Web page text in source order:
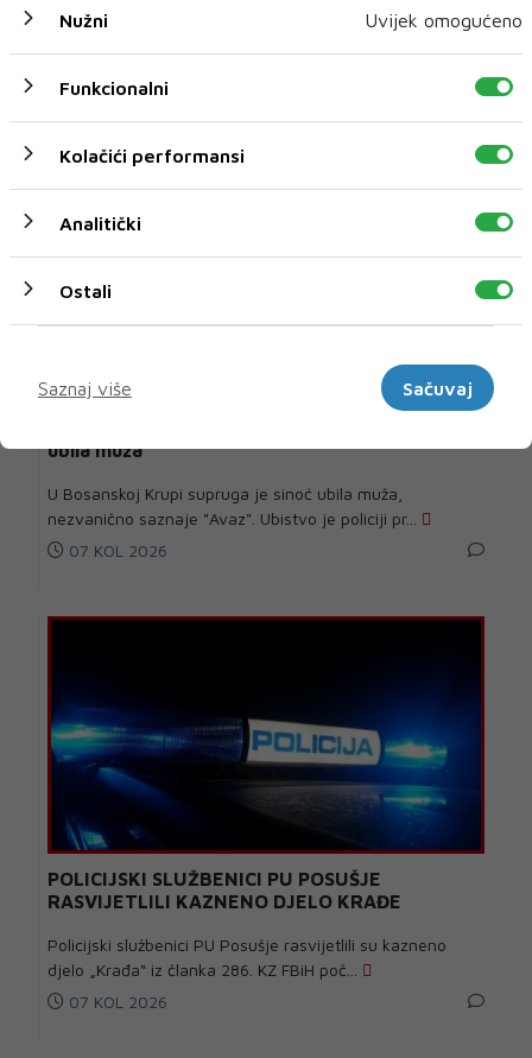
U novom broju pročitajte
ubila muža
U Bosanskoj Krupi supruga je sinoć ubila muža,
nezvanično saznaje "Avaz". Ubistvo je policiji pr...
07 KOL 2026
POLICIJSKI SLUŽBENICI PU POSUŠJE
RASVIJETLILI KAZNENO DJELO KRAĐE
Policijski službenici PU Posušje rasvijetlili su kazneno
djelo „Krađa“ iz članka 286. KZ FBiH poč...
07 KOL 2026
Nužni Uvijek omogućeno
Funkcionalni
Kolačići performansi
Analitički
Ostali
Saznaj više
Sačuvaj